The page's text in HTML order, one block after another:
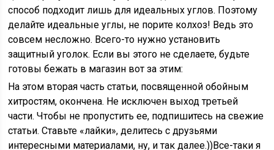
способ подходит лишь для идеальных углов. Поэтому
делайте идеальные углы, не порите колхоз! Ведь это
совсем несложно. Всего-то нужно установить
защитный уголок. Если вы этого не сделаете, будьте
готовы бежать в магазин вот за этим:
На этом вторая часть статьи, посвященной обойным
хитростям, окончена. Не исключен выход третьей
части. Чтобы не пропустить ее, подпишитесь на свежие
статьи. Ставьте «лайки», делитесь с друзьями
интересными материалами, ну, и так далее.))Все-таки я